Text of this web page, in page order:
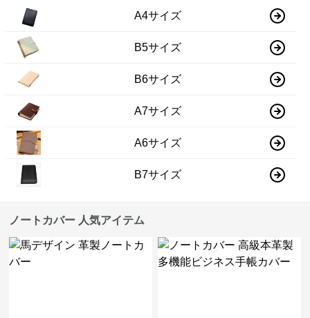
A4サイズ
B5サイズ
B6サイズ
A7サイズ
A6サイズ
B7サイズ
ノートカバー 人気アイテム